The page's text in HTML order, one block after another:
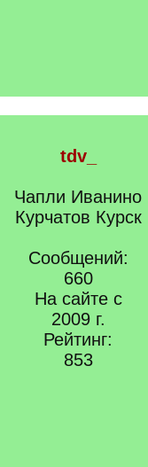
tdv_
Чапли Иванино
Курчатов Курск
Сообщений:
660
На сайте с
2009 г.
Рейтинг:
853